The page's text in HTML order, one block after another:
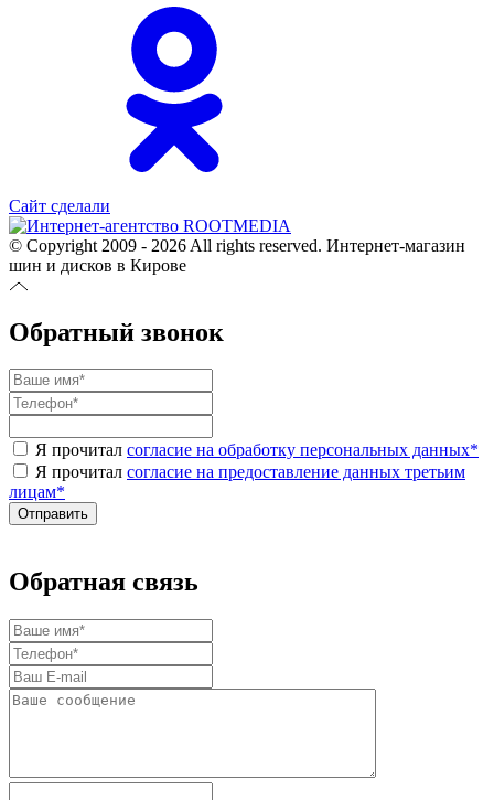
Сайт сделали
© Copyright 2009 - 2026 All rights reserved. Интернет-магазин
шин и дисков в Кирове
Обратный звонок
Я прочитал согласие на обработку персональных данных*
Я прочитал согласие на предоставление данных третьим
лицам*
Обратная связь